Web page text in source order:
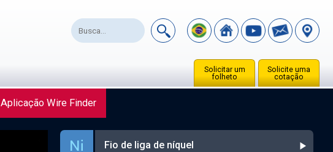
Solicite uma
cotação
Solicitar um
folheto
Aplicação Wire Finder
Fio de liga de níquel